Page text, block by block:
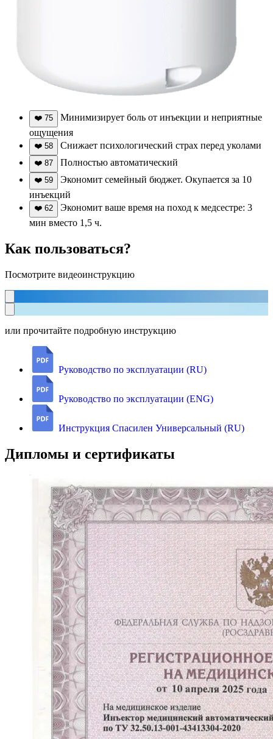
❤️ 75
Минимизирует боль от инъекции и неприятные
ощущения
❤️ 58 Снижает психологический страх перед уколами
❤️ 87 Полностью автоматический
❤️ 59
Экономит семейный бюджет. Окупается за 10
инъекций
❤️ 62
Экономит ваше время на поход к медсестре: 3
мин вместо 1,5 ч.
Как пользоваться?
Посмотрите видеоинструкцию
или прочитайте подробную инструкцию
Руководство по эксплуатации (RU)
Руководство по эксплуатации (ENG)
Инструкция Спасилен Универсальный (RU)
Дипломы и сертификаты